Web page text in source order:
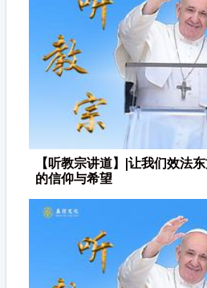
【听教宗讲道】|让我们效法
的信仰与希望